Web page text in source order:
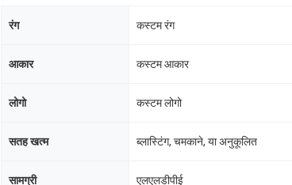
रंग कस्टम रंग
आकार कस्टम आकार
लोगो कस्टम लोगो
सतह खत्म ब्लास्टिंग, चमकाने, या अनुकूलित
सामग्री एलएलडीपीई